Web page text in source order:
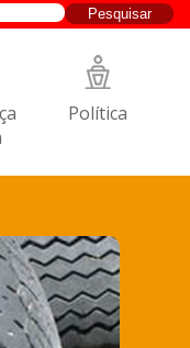
Política